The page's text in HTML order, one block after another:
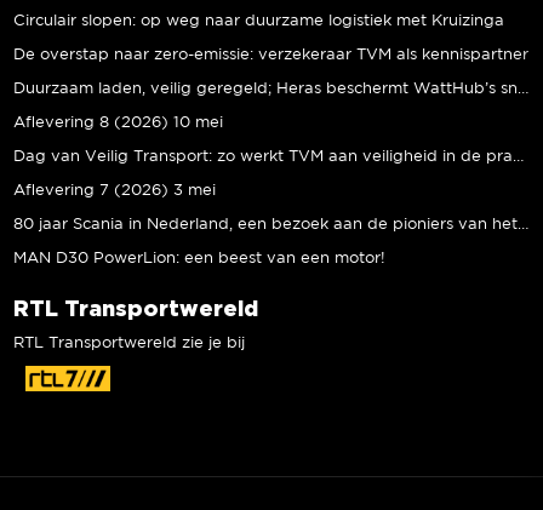
Circulair slopen: op weg naar duurzame logistiek met Kruizinga
De overstap naar zero-emissie: verzekeraar TVM als kennispartner
Duurzaam laden, veilig geregeld; Heras beschermt WattHub’s snellaadplein
Aflevering 8 (2026) 10 mei
Dag van Veilig Transport: zo werkt TVM aan veiligheid in de praktijk
Aflevering 7 (2026) 3 mei
80 jaar Scania in Nederland, een bezoek aan de pioniers van het eerste uur
MAN D30 PowerLion: een beest van een motor!
RTL Transportwereld
RTL Transportwereld zie je bij